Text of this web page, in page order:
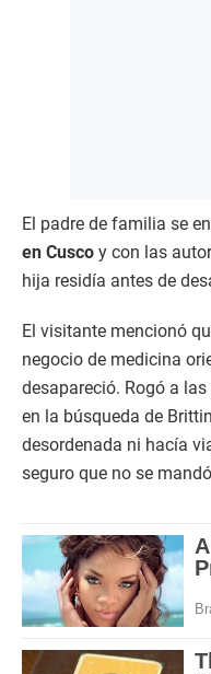
El padre de familia se
en Cusco y con las
hija residía antes de
El visitante mencionó
negocio de medicina
desapareció. Rogó a
en la búsqueda de
desordenada ni hacía
seguro que no se